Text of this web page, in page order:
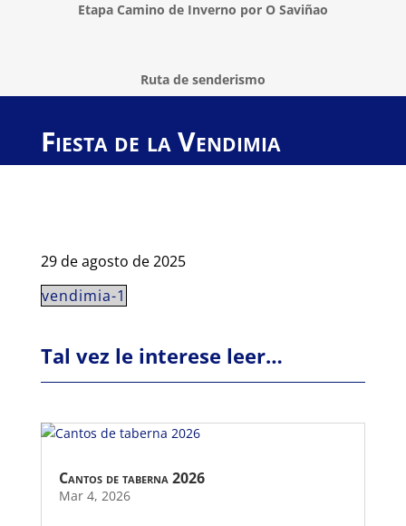
Etapa Camino de Inverno por O Saviñao
Ruta de senderismo
Fiesta de la Vendimia
29 de agosto de 2025
vendimia-1
Tal vez le interese leer…
Cantos de taberna 2026
Mar 4, 2026